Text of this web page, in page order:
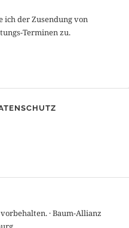
der Zusendung von
Terminen zu.
· Baum-Allianz